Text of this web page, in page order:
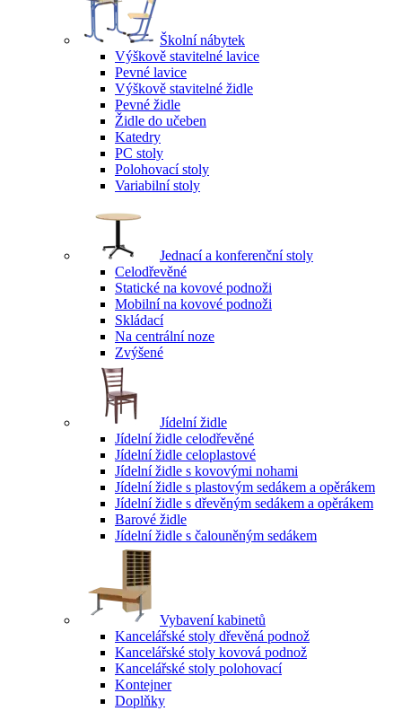
Školní nábytek
Výškově stavitelné lavice
Pevné lavice
Výškově stavitelné židle
Pevné židle
Židle do učeben
Katedry
PC stoly
Polohovací stoly
Variabilní stoly
Jednací a konferenční stoly
Celodřevěné
Statické na kovové podnoži
Mobilní na kovové podnoži
Skládací
Na centrální noze
Zvýšené
Jídelní židle
Jídelní židle celodřevěné
Jídelní židle celoplastové
Jídelní židle s kovovými nohami
Jídelní židle s plastovým sedákem a opěrákem
Jídelní židle s dřevěným sedákem a opěrákem
Barové židle
Jídelní židle s čalouněným sedákem
Vybavení kabinetů
Kancelářské stoly dřevěná podnož
Kancelářské stoly kovová podnož
Kancelářské stoly polohovací
Kontejner
Doplňky